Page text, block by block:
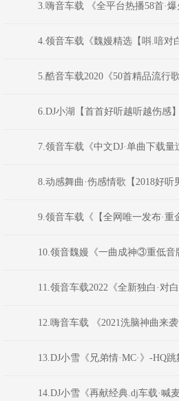
3.嗨音车载 《全平台热播58首·
4.领音车载《魏嫚精选【唞.喑对
5.酷音车载2020《50首精品流行
6.DJ小湖【首首好听越听越伤感
7.领音车载《中文DJ·单曲下载
8.动感舞曲·伤感情歌【2018好
9.领音车载《【全网唯一发布·
10.领音魏嫚《一曲成神③重低音
11.领音车载2022《全新独白·对
12.嗨音车载 《2021洗脑神曲来
13.DJ小雪《兄弟情·MC·》-HQ
14.DJ小雪《再献经典.dj车载·喊